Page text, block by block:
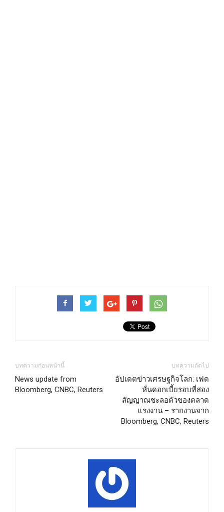
บทความก่อนหน้านี้
News update from
Bloomberg, CNBC, Reuters
บทความถัดไป
อัปเดตข่าวเศรษฐกิจโลก: เฟด
หั่นดอกเบี้ยรอบที่สอง
สัญญาณชะลอตัวของตลาด
แรงงาน – รายงานจาก
Bloomberg, CNBC, Reuters